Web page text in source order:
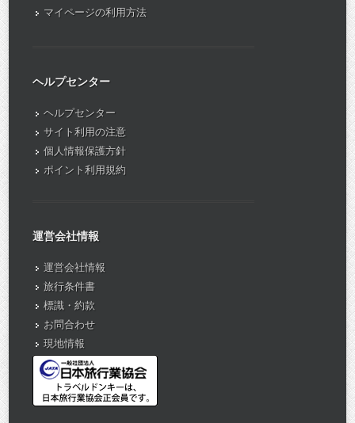
マイページの利用方法
ヘルプセンター
ヘルプセンター
サイト利用の注意
個人情報保護方針
ポイント利用規約
運営会社情報
運営会社情報
旅行条件書
標識・約款
お問合わせ
現地情報